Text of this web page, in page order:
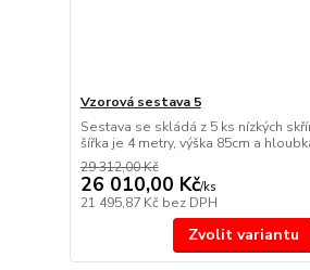
Vzorová sestava 5
Sestava se skládá z 5 ks nízkých
šířka je 4 metry, výška 85cm a
29 312,00 Kč
26 010,00 Kč/ks
21 495,87 Kč bez DPH
Zvolit variantu